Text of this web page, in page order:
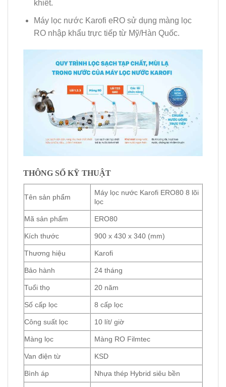
khiết.
Máy lọc nước Karofi eRO sử dụng màng lọc
RO nhập khẩu trực tiếp từ Mỹ/Hàn Quốc.
THÔNG SỐ KỸ THUẬT
Tên sản phẩm
Máy lọc nước Karofi ERO80 8 lõi
lọc
Mã sản phẩm ERO80
Kích thước 900 x 430 x 340 (mm)
Thương hiệu Karofi
Bảo hành 24 tháng
Tuổi thọ 20 năm
Số cấp lọc 8 cấp lọc
Công suất lọc 10 lít/ giờ
Màng lọc Màng RO Filmtec
Van điện từ KSD
Bình áp Nhựa thép Hybrid siêu bền